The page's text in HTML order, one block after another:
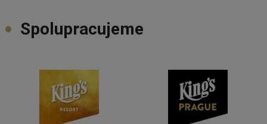
Spolupracujeme